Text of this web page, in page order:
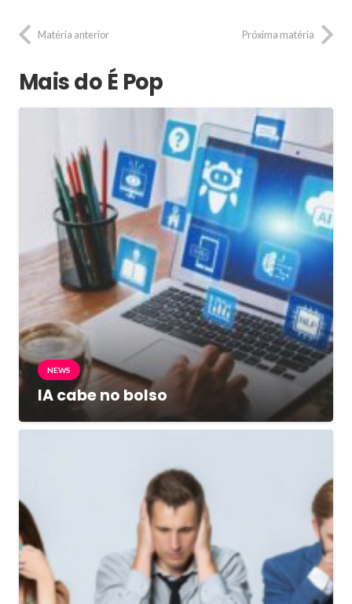
Matéria anterior Próxima matéria
Mais do É Pop
NEWS
IA cabe no bolso